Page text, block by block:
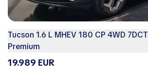
Tucson 1.6 L MHEV 180 CP 4WD 7DCT
Premium
19.989 EUR